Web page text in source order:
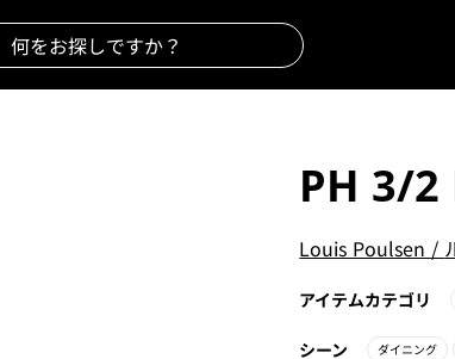
PH 3/2
Louis Poulsen /
アイテムカテゴリ
シーン ダイニング